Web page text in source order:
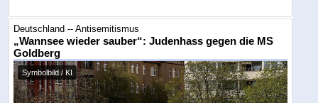
Deutschland -- Antisemitismus
„Wannsee wieder sauber“: Judenhass gegen die MS
Goldberg
Symbolbild / KI